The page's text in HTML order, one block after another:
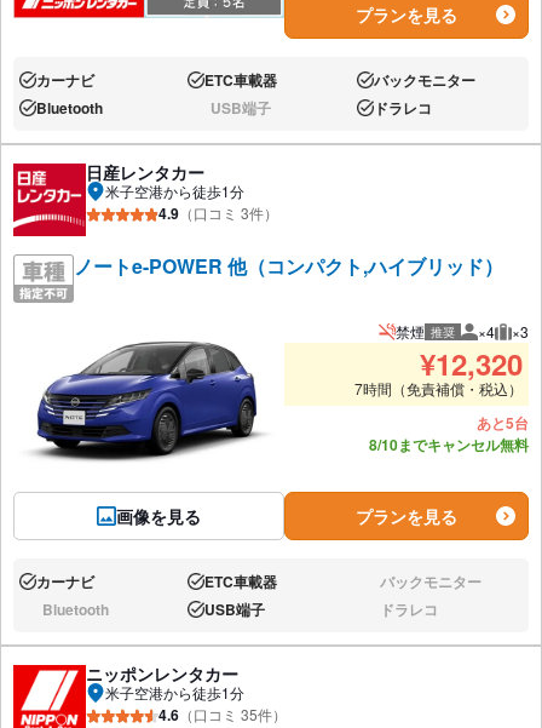
プランを見る
あり:カーナビ あり:ETC車載器 あり:バックモニター
あり:Bluetooth なし:USB端子 あり:ドラレコ
日産レンタカー
米子空港から徒歩1分
4.9 （口コミ 3件）
ノートe-POWER 他（コンパクト,ハイブリッド）
画像を見る
禁煙 推奨 推奨人数
×4 推
×3
¥12,320
7時間（免責補償・税込）
あと5台
8/10までキャンセル無料
プランを見る
あり:カーナビ あり:ETC車載器 なし:バックモニター
なし:Bluetooth あり:USB端子 なし:ドラレコ
ニッポンレンタカー
米子空港から徒歩1分
4.6 （口コミ 35件）